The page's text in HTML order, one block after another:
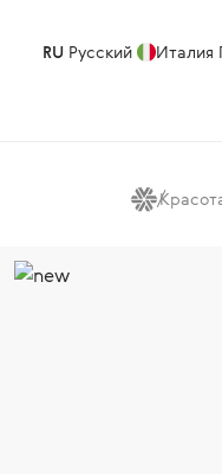
RU Русский Италия